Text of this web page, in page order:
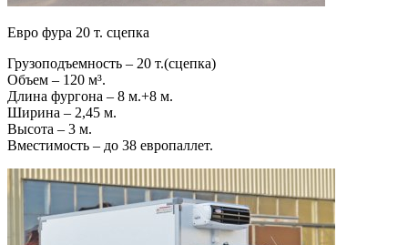
Евро фура 20 т. сцепка
Грузоподъемность – 20 т.(сцепка)
Объем – 120 м³.
Длина фургона – 8 м.+8 м.
Ширина – 2,45 м.
Высота – 3 м.
Вместимость – до 38 европаллет.